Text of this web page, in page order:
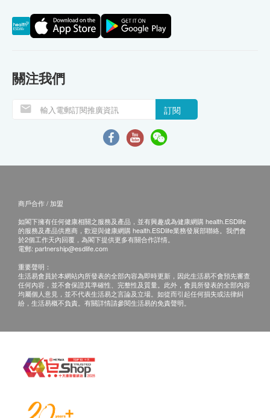
關注我們
訂閱
商戶合作 / 加盟
如閣下擁有任何健康相關之服務及產品，並有興趣成為健康網購 health.ESDlife
的服務及產品供應商，歡迎與健康網購 health.ESDlife業務發展部聯絡。我們會
於2個工作天內回覆，為閣下提供更多有關合作詳情。
電郵: partnership@esdlife.com
重要聲明：
生活易會員於本網站內所發表的全部內容為即時更新，因此生活易不會預先審查
任何內容，並不會保證其準確性、完整性及質量。此外，會員所發表的全部內容
均屬個人意見，並不代表生活易之言論及立場。如從而引起任何損失或法律糾
紛，生活易概不負責。有關詳情請參閱生活易的免責聲明。